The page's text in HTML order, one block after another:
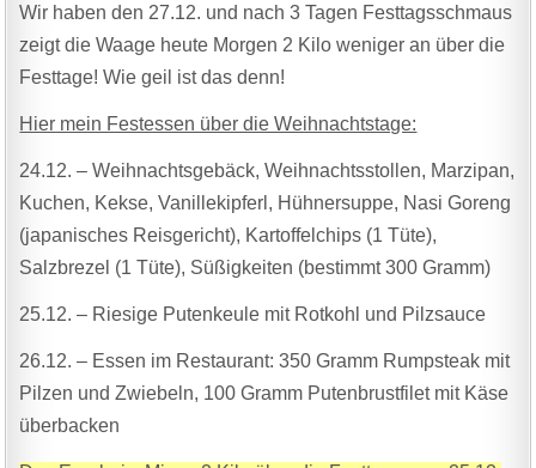
Wir haben den 27.12. und nach 3 Tagen Festtagsschmaus
zeigt die Waage heute Morgen 2 Kilo weniger an über die
Festtage! Wie geil ist das denn!
Hier mein Festessen über die Weihnachtstage:
24.12. – Weihnachtsgebäck, Weihnachtsstollen, Marzipan,
Kuchen, Kekse, Vanillekipferl, Hühnersuppe, Nasi Goreng
(japanisches Reisgericht), Kartoffelchips (1 Tüte),
Salzbrezel (1 Tüte), Süßigkeiten (bestimmt 300 Gramm)
25.12. – Riesige Putenkeule mit Rotkohl und Pilzsauce
26.12. – Essen im Restaurant: 350 Gramm Rumpsteak mit
Pilzen und Zwiebeln, 100 Gramm Putenbrustfilet mit Käse
überbacken